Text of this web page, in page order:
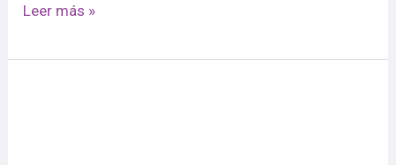
Leer más »